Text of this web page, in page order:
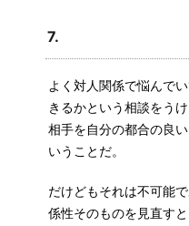
7.
よく対人関係で悩んで
きるかという相談をう
相手を自分の都合の良
いうことだ。
だけどもそれは不可能
係性そのものを見直す